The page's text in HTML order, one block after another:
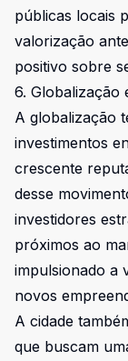
públicas locais
valorização
positivo sobre
6. Globalização
A globalização
investimentos
crescente
desse
investidores
próximos ao
impulsionado a
novos
A cidade
que buscam